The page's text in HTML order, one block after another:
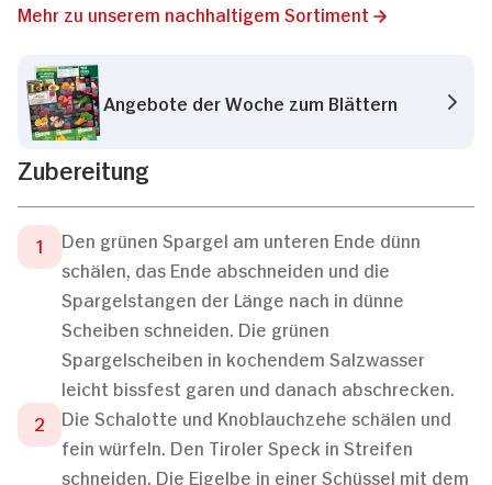
Mehr zu unserem nachhaltigem Sortiment
Angebote der Woche zum Blättern
Zubereitung
Den grünen Spargel am unteren Ende dünn
schälen, das Ende abschneiden und die
Spargelstangen der Länge nach in dünne
Scheiben schneiden. Die grünen
Spargelscheiben in kochendem Salzwasser
leicht bissfest garen und danach abschrecken.
Die Schalotte und Knoblauchzehe schälen und
fein würfeln. Den Tiroler Speck in Streifen
schneiden. Die Eigelbe in einer Schüssel mit dem